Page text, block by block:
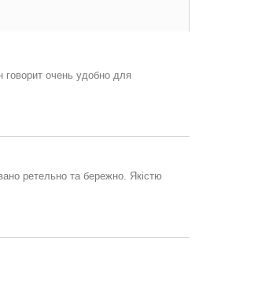
очень удобно для
ретельно та бережно. Якістю